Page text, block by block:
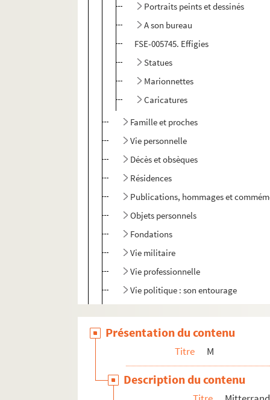
Portraits peints et dessinés
A son bureau
FSE-005745. Effigies
Statues
Marionnettes
Caricatures
Famille et proches
Vie personnelle
Décès et obsèques
Résidences
Publications, hommages et
Objets personnels
Fondations
Vie militaire
Vie professionnelle
Vie politique : son entourage
Vie politique : mandats présidentiels
Commémorations
Congrès
Présentation du contenu
Titre M
Description du contenu